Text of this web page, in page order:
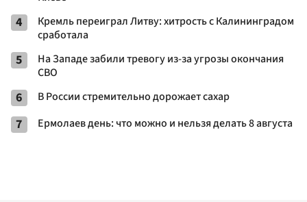
4
Кремль переиграл Литву: хитрость с Калининградом
сработала
5
На Западе забили тревогу из-за угрозы окончания
СВО
6 В России стремительно дорожает сахар
7 Ермолаев день: что можно и нельзя делать 8 августа